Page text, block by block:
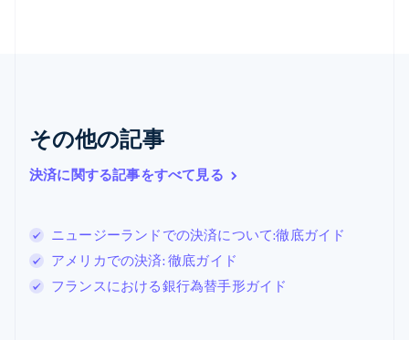
その他の記事
決済に関する記事をすべて見る
ニュージーランドでの決済について:徹底ガイド
アメリカでの決済: 徹底ガイド
フランスにおける銀行為替手形ガイド
English
シンガポール
スイス
SvenskaEnglish
スペイン
Español English
スロバキア